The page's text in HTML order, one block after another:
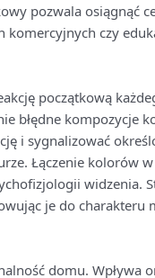
pozwala osiągnąć
komercyjnych czy
początkową
błędne kompozycje
i sygnalizować
Łączenie kolorów
widzenia.
je do charakteru
domu. Wpływa